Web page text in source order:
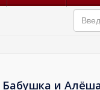
Бабушка и